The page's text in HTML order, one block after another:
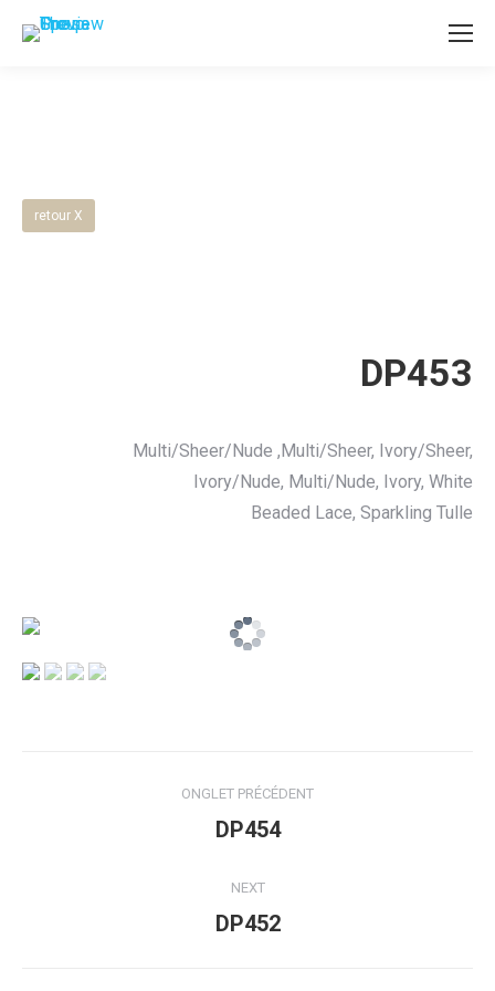
retour X
DP453
Multi/Sheer/Nude ,Multi/Sheer, Ivory/Sheer,
Ivory/Nude, Multi/Nude, Ivory, White
Beaded Lace, Sparkling Tulle
commentaire
ONGLET PRÉCÉDENT
Onglet
DP454
NEXT
Projets
DP452